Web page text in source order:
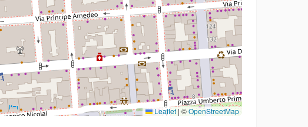
Leaflet | ©OpenStreetMap